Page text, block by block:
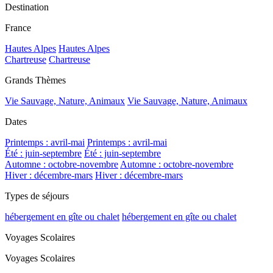
Destination
France
Hautes Alpes Hautes Alpes
Chartreuse Chartreuse
Grands Thèmes
Vie Sauvage, Nature, Animaux Vie Sauvage, Nature, Animaux
Dates
Printemps : avril-mai Printemps : avril-mai
Été : juin-septembre Été : juin-septembre
Automne : octobre-novembre Automne : octobre-novembre
Hiver : décembre-mars Hiver : décembre-mars
Types de séjours
hébergement en gîte ou chalet hébergement en gîte ou chalet
Voyages Scolaires
Voyages Scolaires